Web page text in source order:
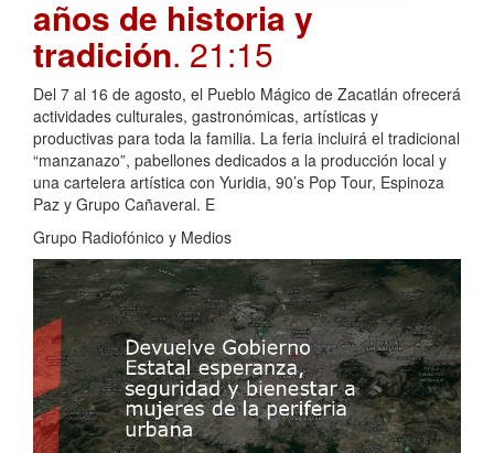
años de historia y
tradición. 21:15
Del 7 al 16 de agosto, el Pueblo Mágico de Zacatlán ofrecerá
actividades culturales, gastronómicas, artísticas y
productivas para toda la familia. La feria incluirá el tradicional
“manzanazo”, pabellones dedicados a la producción local y
una cartelera artística con Yuridia, 90’s Pop Tour, Espinoza
Paz y Grupo Cañaveral. E
Grupo Radiofónico y Medios